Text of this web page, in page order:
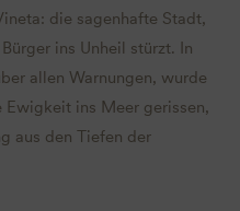
die sagenhafte Stadt,
ins Unheil stürzt. In
allen Warnungen, wurde
ins Meer gerissen,
aus den Tiefen der